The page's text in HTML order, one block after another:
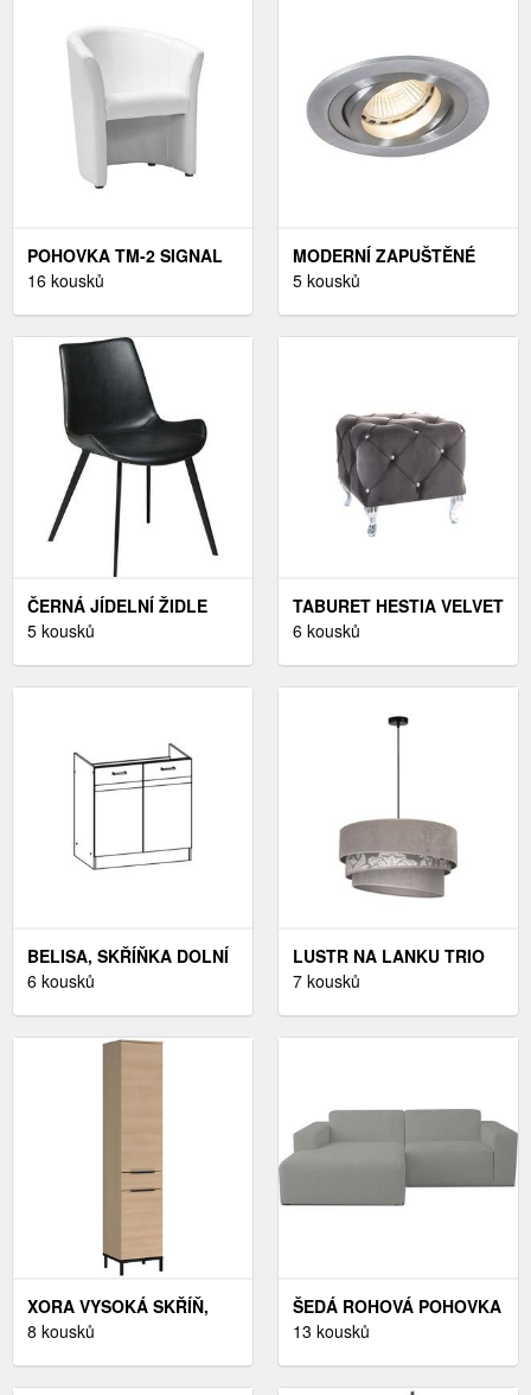
POHOVKA TM-2 SIGNAL
SVĚTLE ŠEDÁ
16 kousků
MODERNÍ ZAPUŠTĚNÉ
BODOVÉ SVĚTLO
5 kousků
ČERNÁ JÍDELNÍ ŽIDLE
DAN-FORM DENMARK
5 kousků
TABURET HESTIA VELVET
K SVĚTLE ŠEDÁ
6 kousků
BELISA, SKŘÍŇKA DOLNÍ
DŘEZOVÁ D80Z, RIJEKA
6 kousků
LUSTR NA LANKU TRIO
1XE27/40W/230V ŠEDÁ
7 kousků
XORA VYSOKÁ SKŘÍŇ,
BARVY DUBU - BARVY
8 kousků
ŠEDÁ ROHOVÁ POHOVKA
ROXY - SCANDIC
13 kousků